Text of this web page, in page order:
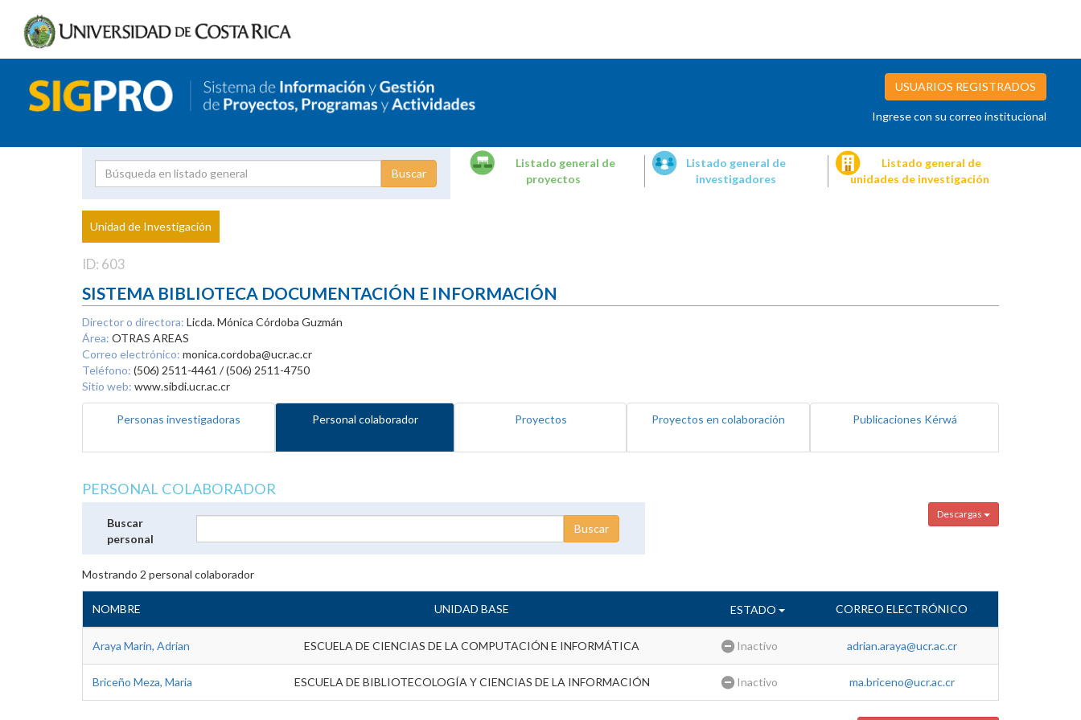
USUARIOS REGISTRADOS
Ingrese con su correo institucional
Proyecto
Investigador
Listado general de
proyectos
Listado general de
investigadores
Listado general de
unidades de investigación
Unidad de Investigación
ID: 603
SISTEMA BIBLIOTECA DOCUMENTACIÓN E INFORMACIÓN
Director o directora: Licda. Mónica Córdoba Guzmán
Área: OTRAS AREAS
Correo electrónico: monica.cordoba@ucr.ac.cr
Teléfono: (506) 2511-4461 / (506) 2511-4750
Sitio web: www.sibdi.ucr.ac.cr
Personas investigadoras Personal colaborador Proyectos Proyectos en colaboración Publicaciones Kérwá
PERSONAL COLABORADOR
Descargas
Buscar
personal
Mostrando 2 personal colaborador
NOMBRE UNIDAD BASE ESTADO CORREO ELECTRÓNICO
Araya Marin, Adrian ESCUELA DE CIENCIAS DE LA COMPUTACIÓN E INFORMÁTICA Inactivo adrian.araya@ucr.ac.cr
Briceño Meza, Maria ESCUELA DE BIBLIOTECOLOGÍA Y CIENCIAS DE LA INFORMACIÓN Inactivo ma.briceno@ucr.ac.cr